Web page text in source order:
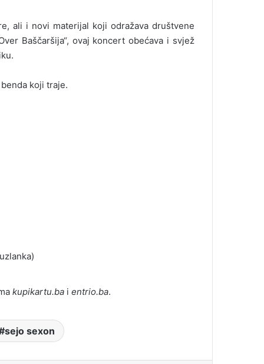
ali i novi materijal koji odražava društvene
Baščaršija“, ovaj koncert obećava i svjež
koji traje.
kupikartu.ba i entrio.ba.
sejo sexon